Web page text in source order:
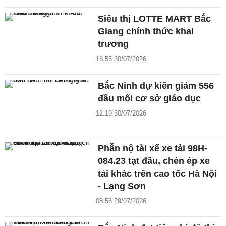
Siêu thị LOTTE MART Bắc
Giang chính thức khai
trương
16:55 30/07/2026
Bắc Ninh dự kiến giảm 556
đầu mối cơ sở giáo dục
12:19 30/07/2026
Phẫn nộ tài xế xe tải 98H-
084.23 tạt đầu, chèn ép xe
tải khác trên cao tốc Hà Nội
- Lạng Sơn
08:56 29/07/2026